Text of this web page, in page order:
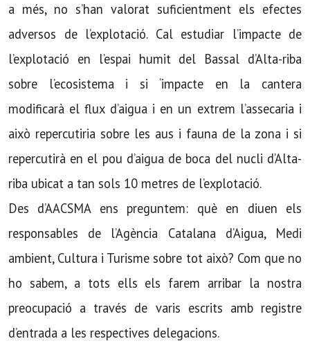
a més, no s’han valorat suficientment els efectes
adversos de l’explotació. Cal estudiar l’impacte de
l’explotació en l’espai humit del Bassal d’Alta-riba
sobre l’ecosistema i si ‘impacte en la cantera
modificarà el flux d’aigua i en un extrem l’assecaria i
això repercutiria sobre les aus i fauna de la zona i si
repercutirà en el pou d’aigua de boca del nucli d’Alta-
riba ubicat a tan sols 10 metres de l’explotació.
Des d’AACSMA ens preguntem: què en diuen els
responsables de l’Agència Catalana d’Aigua, Medi
ambient, Cultura i Turisme sobre tot això? Com que no
ho sabem, a tots ells els farem arribar la nostra
preocupació a través de varis escrits amb registre
d’entrada a les respectives delegacions.